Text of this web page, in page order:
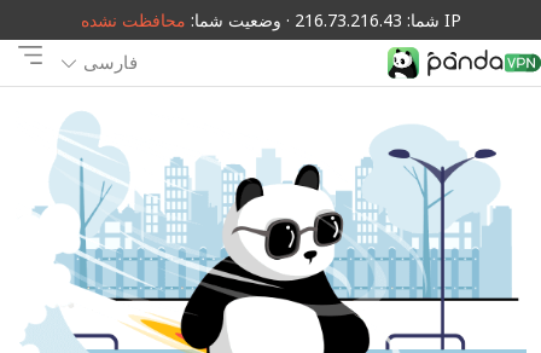
IP شما: 216.73.216.43 · وضعیت شما: محافظت نشده
فارسی